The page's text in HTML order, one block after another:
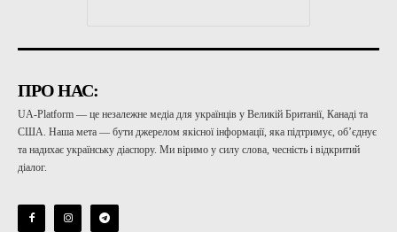
ПРО НАС:
UA-Platform — це незалежне медіа для українців у Великій Британії, Канаді та
США. Наша мета — бути джерелом якісної інформації, яка підтримує, об’єднує
та надихає українську діаспору. Ми віримо у силу слова, чесність і відкритий
діалог.